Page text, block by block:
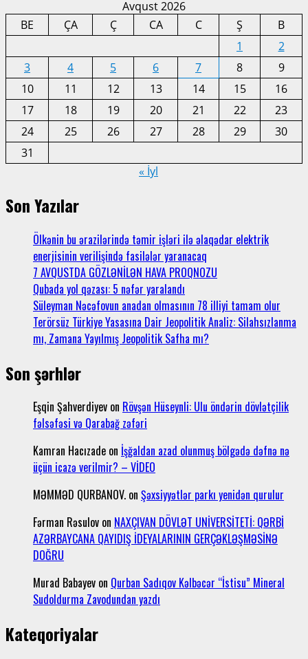
Avqust 2026
BE
ÇA Ç CA C Ş
B
1
2
3
4 5 6 7 8
9
10
11 12 13 14 15
16
17
18 19 20 21 22
23
24
25 26 27 28 29
30
31
« İyl
Son Yazılar
Ölkənin bu ərazilərində təmir işləri ilə əlaqədar elektrik
enerjisinin verilişində fasilələr yaranacaq
7 AVQUSTDA GÖZLƏNİLƏN HAVA PROQNOZU
Qubada yol qəzası: 5 nəfər yaralandı
Süleyman Nəcəfovun anadan olmasının 78 illiyi tamam olur
Terörsüz Türkiye Yasasına Dair Jeopolitik Analiz: Silahsızlanma
mı, Zamana Yayılmış Jeopolitik Safha mı?
Son şərhlər
Eşqin Şahverdiyev on Rövşən Hüseynli: Ulu öndərin dövlətçilik
fəlsəfəsi və Qarabağ zəfəri
Kamran Hacızade on İşğaldan azad olunmuş bölgədə dəfnə nə
üçün icazə verilmir? – VİDEO
MƏMMƏD QURBANOV. on Şəxsiyyətlər parkı yenidən qurulur
Fərman Rəsulov on NAXÇIVAN DÖVLƏT UNİVERSİTETİ: QƏRBİ
AZƏRBAYCANA QAYIDIŞ İDEYALARININ GERÇƏKLƏŞMƏSİNƏ
DOĞRU
Murad Babayev on Qurban Sadıqov Kəlbəcər “İstisu” Mineral
Sudoldurma Zavodundan yazdı
Kateqoriyalar